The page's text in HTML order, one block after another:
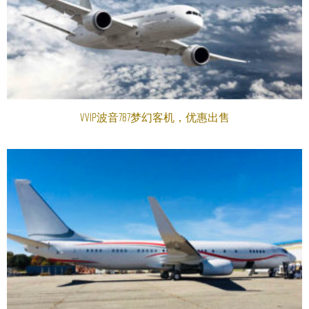
阅读更多
VVIP波音787梦幻客机，优惠出售